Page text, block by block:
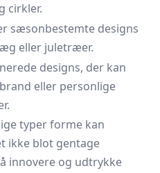
cirkler.
sæsonbestemte designs
eller juletræer.
designs, der kan
eller personlige
typer forme kan
ikke blot gentage
innovere og udtrykke